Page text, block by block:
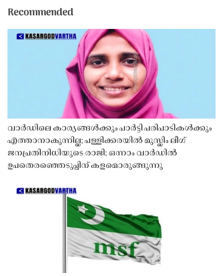
Recommended
വാർഡിലെ കാര്യങ്ങൾക്കും പാർട്ടി പരിപാടികൾക്കും
എത്താനാകുന്നില്ല; പള്ളിക്കരയിൽ മുസ്ലിം ലീഗ്
ജനപ്രതിനിധിയുടെ രാജി; ഒന്നാം വാർഡിൽ
ഉപതെരഞ്ഞെടുപ്പിന് കളമൊരുങ്ങുന്നു